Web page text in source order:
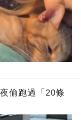
偷跑過「20條